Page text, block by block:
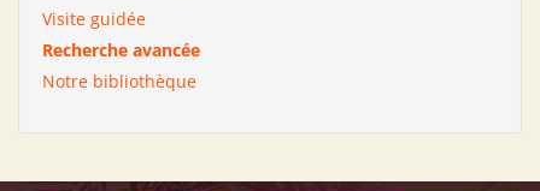
Visite guidée
Recherche avancée
Notre bibliothèque